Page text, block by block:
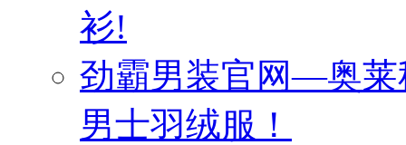
衫!
劲霸男装官网—奥莱
男士羽绒服！